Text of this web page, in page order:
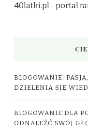
40latki.pl- portal
BLOGOWANIE:
DZIELENIA SIĘ
BLOGOWANIE DLA
ODNALEŹĆ SWÓJ